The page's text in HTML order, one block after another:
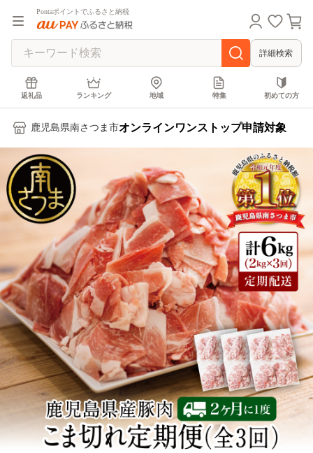
Pontaポイントでふるさと納税
詳細検索
返礼品 ランキング 地域 特集 初めての方
鹿児島県南さつま市オンラインワンストップ申請対象